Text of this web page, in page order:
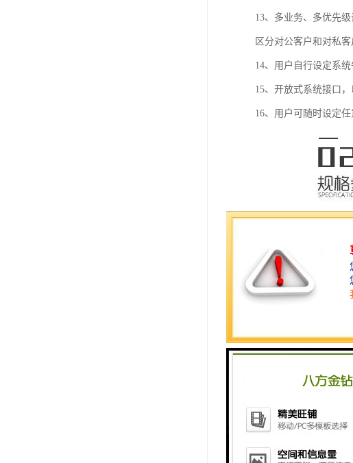
13、多业务、多优先
区分对公客户和对私
14、用户自行设定系
15、开放式系统接口，
16、用户可随时设定